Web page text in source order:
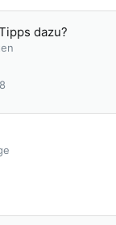
dazu?